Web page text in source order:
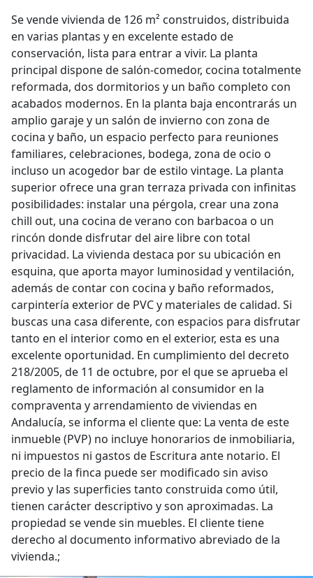
Se vende vivienda de 126 m² construidos, distribuida
en varias plantas y en excelente estado de
conservación, lista para entrar a vivir. La planta
principal dispone de salón-comedor, cocina totalmente
reformada, dos dormitorios y un baño completo con
acabados modernos. En la planta baja encontrarás un
amplio garaje y un salón de invierno con zona de
cocina y baño, un espacio perfecto para reuniones
familiares, celebraciones, bodega, zona de ocio o
incluso un acogedor bar de estilo vintage. La planta
superior ofrece una gran terraza privada con infinitas
posibilidades: instalar una pérgola, crear una zona
chill out, una cocina de verano con barbacoa o un
rincón donde disfrutar del aire libre con total
privacidad. La vivienda destaca por su ubicación en
esquina, que aporta mayor luminosidad y ventilación,
además de contar con cocina y baño reformados,
carpintería exterior de PVC y materiales de calidad. Si
buscas una casa diferente, con espacios para disfrutar
tanto en el interior como en el exterior, esta es una
excelente oportunidad. En cumplimiento del decreto
218/2005, de 11 de octubre, por el que se aprueba el
reglamento de información al consumidor en la
compraventa y arrendamiento de viviendas en
Andalucía, se informa el cliente que: La venta de este
inmueble (PVP) no incluye honorarios de inmobiliaria,
ni impuestos ni gastos de Escritura ante notario. El
precio de la finca puede ser modificado sin aviso
previo y las superficies tanto construida como útil,
tienen carácter descriptivo y son aproximadas. La
propiedad se vende sin muebles. El cliente tiene
derecho al documento informativo abreviado de la
vivienda.;